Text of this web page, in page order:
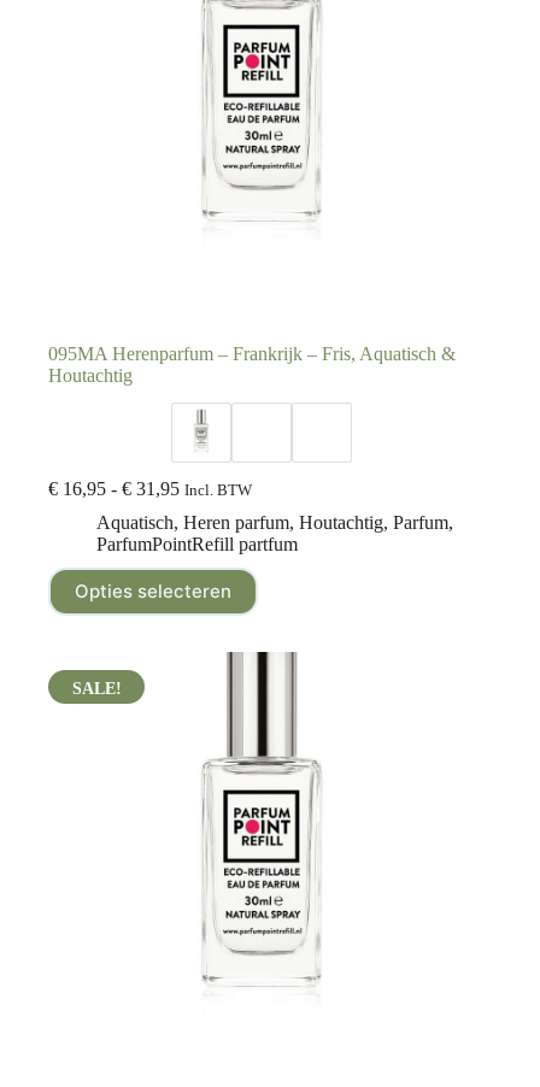
095MA Herenparfum – Frankrijk – Fris, Aquatisch &
Houtachtig
€ 16,95 - € 31,95 Incl. BTW
Aquatisch, Heren parfum, Houtachtig, Parfum,
ParfumPointRefill partfum
Opties selecteren